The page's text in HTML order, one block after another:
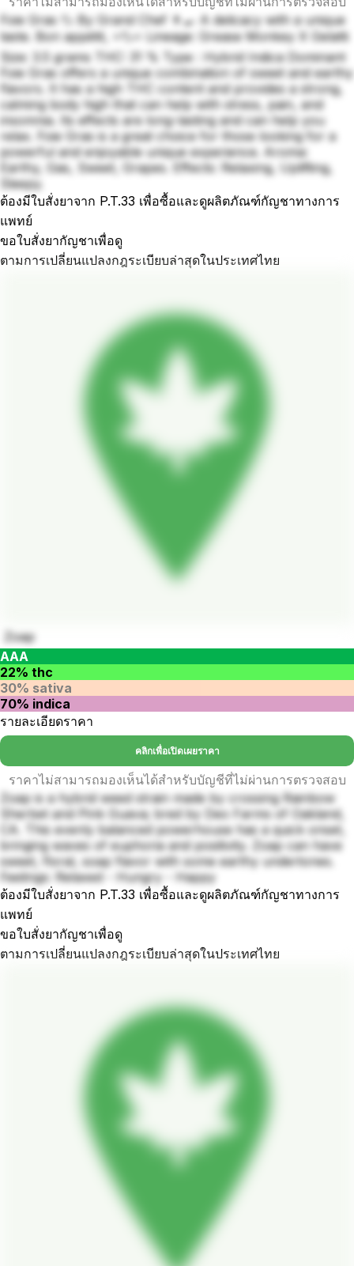
Foie Gras 🦆 By Grand Chef 👨‍🍳 A delicacy with a unique
taste. Bon appétit, ⭐️🦆⭐️ Lineage: Grease Monkey X Gelatti
Size: 3.5 grams THC: 31 % Type : Hybrid Indica Dominant
Foie Gras offers a unique combination of sweet and earthy
flavors. It has a high THC content and provides a strong,
calming body high that can help with stress, pain, and
insomnia. Its effects are long-lasting and can help you
relax. Foie Gras is a great choice for those looking for a
powerful and enjoyable unique experience. Aroma:
Earthy, Gas, Sweet, Grapes. Effects: Relaxing, Uplifting,
Sleepy.
ต้องมีใบสั่งยาจาก P.T.33 เพื่อซื้อและดูผลิตภัณฑ์กัญชาทางการ
แพทย์
ขอใบสั่งยากัญชาเพื่อดู
ตามการเปลี่ยนแปลงกฎระเบียบล่าสุดในประเทศไทย
Zoap
AAA
22% thc
30% sativa
70% indica
รายละเอียดราคา
คลิกเพื่อเปิดเผยราคา
ราคาไม่สามารถมองเห็นได้สำหรับบัญชีที่ไม่ผ่านการตรวจสอบ
Zoap is a hybrid weed strain made by crossing Rainbow
Sherbet and Pink Guava; bred by Deo Farms of Oakland,
CA. This evenly balanced powerhouse has a quick onset,
bringing waves of euphoria and positivity. Zoap can have
sweet, floral, soap flavor with some earthy undertones.
Feelings: Relaxed - Hungry - Happy
ต้องมีใบสั่งยาจาก P.T.33 เพื่อซื้อและดูผลิตภัณฑ์กัญชาทางการ
แพทย์
ขอใบสั่งยากัญชาเพื่อดู
ตามการเปลี่ยนแปลงกฎระเบียบล่าสุดในประเทศไทย